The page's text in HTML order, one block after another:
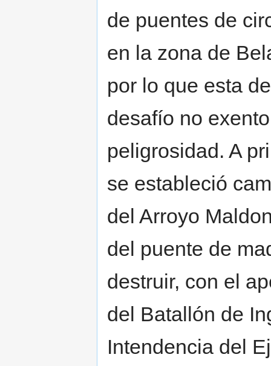
de puentes de
en la zona de
por lo que esta
desafío no
peligrosidad. A
se estableció
del Arroyo
del puente de
destruir, con el
del Batallón de
Intendencia del